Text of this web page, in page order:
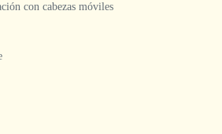
con cabezas móviles